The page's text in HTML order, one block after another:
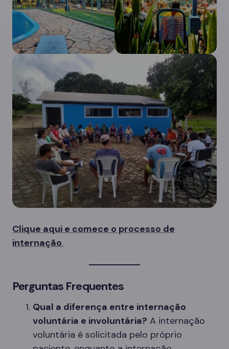
Clique aqui e comece o processo de
internação.
Perguntas Frequentes
Qual a diferença entre internação
voluntária e involuntária? A internação
voluntária é solicitada pelo próprio